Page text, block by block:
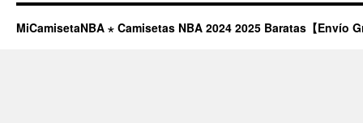
MiCamisetaNBA ⋆ Camisetas NBA 2024 2025 Baratas【Envío